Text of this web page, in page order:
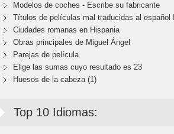
Modelos de coches - Escribe su fabricante
Títulos de películas mal traducidas al español II
Ciudades romanas en Hispania
Obras principales de Miguel Ángel
Parejas de película
Elige las sumas cuyo resultado es 23
Huesos de la cabeza (1)
Top 10 Idiomas: